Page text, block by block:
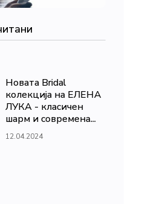
Новата Bridal
колекција на ЕЛЕНА
ЛУКА - класичен
шарм и современа...
12.04.2024